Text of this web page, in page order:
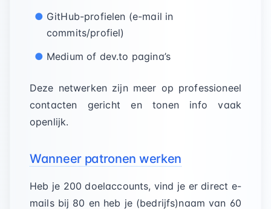
GitHub-profielen (e-mail in
commits/profiel)
Medium of dev.to pagina’s
Deze netwerken zijn meer op professioneel
contacten gericht en tonen info vaak
openlijk.
Wanneer patronen werken
Heb je 200 doelaccounts, vind je er direct e-
mails bij 80 en heb je (bedrijfs)naam van 60